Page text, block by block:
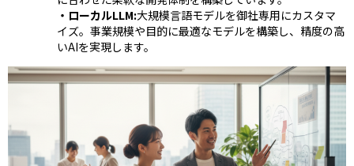
・ローカルLLM:大規模言語モデルを御社専用にカスタマ
イズ。事業規模や目的に最適なモデルを構築し、精度の高
いAIを実現します。